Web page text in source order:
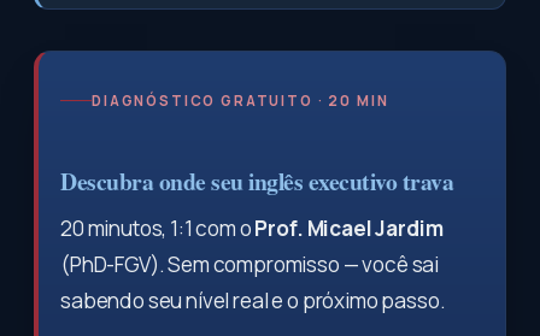
DIAGNÓSTICO GRATUITO · 20 MIN
Descubra onde seu inglês executivo trava
20 minutos, 1:1 com oProf. Micael Jardim
(PhD-FGV). Sem compromisso — você sai
sabendo seu nível real e o próximo passo.